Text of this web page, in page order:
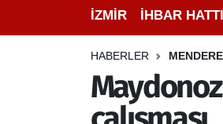
İZMİR İHBAR HATTI
HABERLER
DEPREM
EKONOMİ
İzmir Namaz Vakitleri
İzmir Trafik Yoğunluk
Puan Durumu ve Fikstür